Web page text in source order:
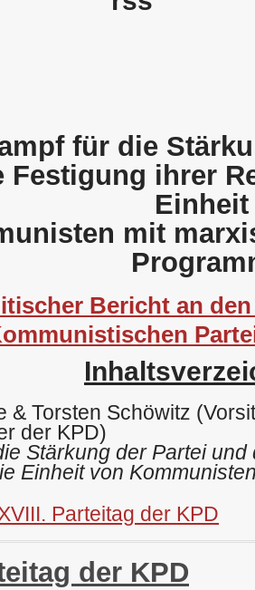
für die
Festigung ihrer
Einheit
mit
Bericht an
& Torsten Schöwitz
der KPD)
Stärkung der Partei
Einheit von
Parteitag der KPD
der KPD